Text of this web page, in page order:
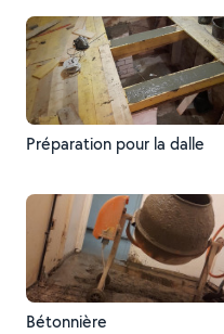
Préparation pour la dalle
Bétonnière